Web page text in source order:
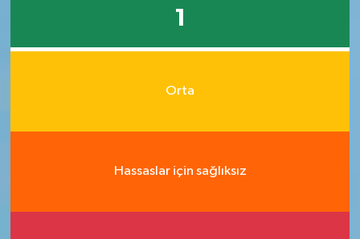
1
Orta
Hassaslar için sağlıksız